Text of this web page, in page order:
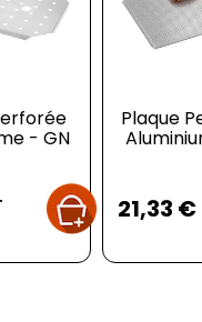
- GN
Plaque
21,33 €